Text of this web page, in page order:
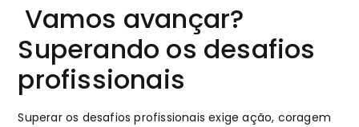
Vamos avançar?
Superando os desafios
profissionais
Superar os desafios profissionais exige ação, coragem